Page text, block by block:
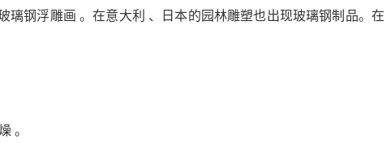
钢浮雕画 。在意大利 、日本的园林雕塑也出现玻璃钢制品。在
。